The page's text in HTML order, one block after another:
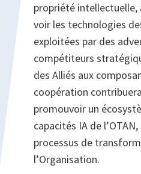
propriété intellectuelle,
voir les technologies
exploitées par des
compétiteurs
des Alliés aux
coopération
promouvoir un
capacités IA de
processus de
l’Organisation.